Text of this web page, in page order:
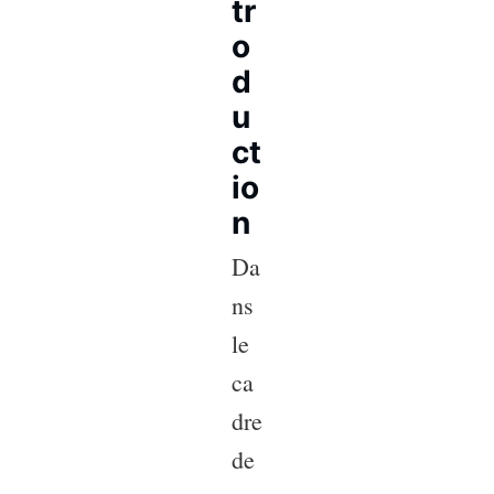
tr
o
d
u
ct
io
n
Da
ns
le
ca
dre
de